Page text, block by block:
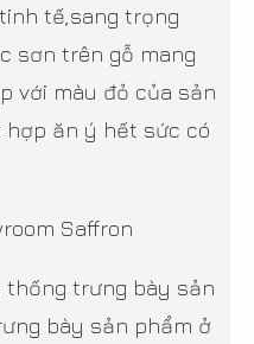
tế,sang trọng
sơn trên gỗ mang
với màu đỏ của sản
ăn ý hết sức có
thống trưng bày sản
bày sản phẩm ở